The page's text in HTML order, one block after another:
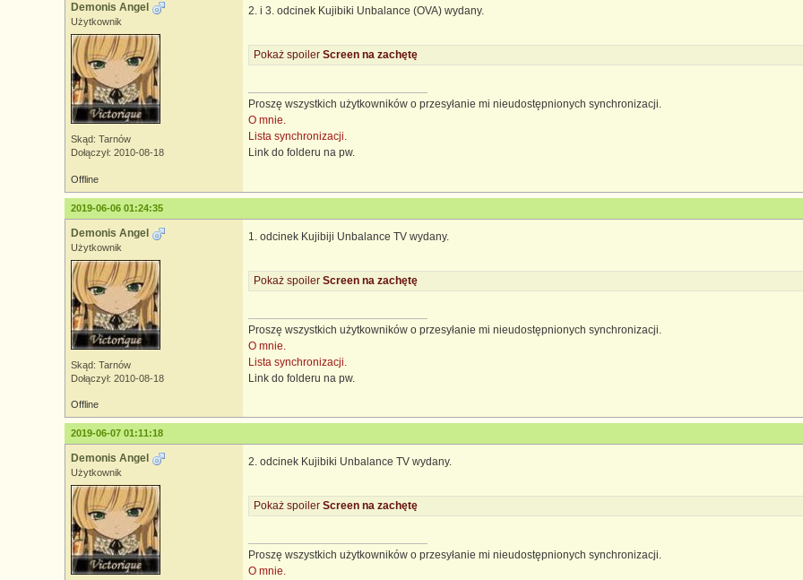
Demonis Angel
Użytkownik
Skąd: Tarnów
Dołączył: 2010-08-18
2. i 3. odcinek Kujibiki Unbalance (OVA) wydany.
Pokaż spoiler Screen na zachętę
Proszę wszystkich użytkowników o przesyłanie mi nieudostępnionych synchronizacji.
O mnie.
Lista synchronizacji.
Link do folderu na pw.
Offline
2019-06-06 01:24:35
Demonis Angel
Użytkownik
Skąd: Tarnów
Dołączył: 2010-08-18
1. odcinek Kujibiji Unbalance TV wydany.
Pokaż spoiler Screen na zachętę
Proszę wszystkich użytkowników o przesyłanie mi nieudostępnionych synchronizacji.
O mnie.
Lista synchronizacji.
Link do folderu na pw.
Offline
2019-06-07 01:11:18
Demonis Angel
Użytkownik
2. odcinek Kujibiki Unbalance TV wydany.
Pokaż spoiler Screen na zachętę
Proszę wszystkich użytkowników o przesyłanie mi nieudostępnionych synchronizacji.
O mnie.